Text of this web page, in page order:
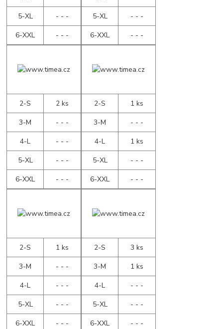
5-XL
- - -
6-XXL
- - -
5-XL
- - -
6-XXL
- - -
2-S
2 ks
3-M
- - -
4-L
- - -
5-XL
- - -
6-XXL
- - -
2-S
1 ks
3-M
- - -
4-L
1 ks
5-XL
- - -
6-XXL
- - -
2-S
1 ks
3-M
- - -
4-L
- - -
5-XL
- - -
6-XXL
- - -
2-S
3 ks
3-M
1 ks
4-L
- - -
5-XL
- - -
6-XXL
- - -